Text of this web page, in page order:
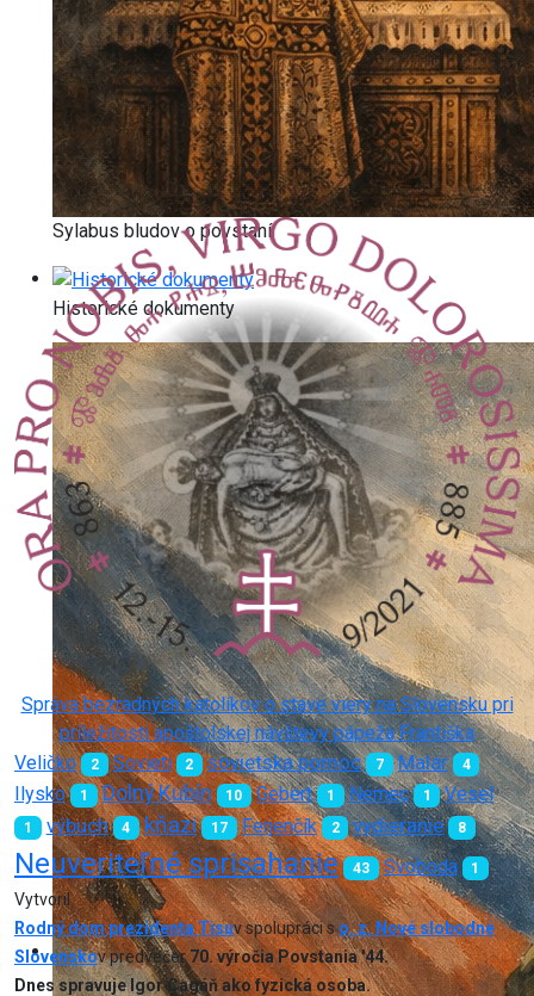
Sylabus bludov o povstaní
Historické dokumenty
Správa bezradných katolíkov o stave viery na Slovensku pri
príležitosti apoštolskej návštevy pápeža Františka
Veličko
2 Sovieti 2 sovietska pomoc 7 Malár 4
Ilysko 1 Dolný Kubín 10 Gebert 1 Nemec 1 Vesel
1 výbuch 4 kňazi 17 Ferjenčík 2 vydieranie 8
Neuveriteľné sprisahanie 43 Svoboda 1
Vytvoril
Rodný dom prezidenta Tisuv spolupráci so. z. Nové slobodné
Slovenskov predvečer70. výročia Povstania '44.
Dnes spravuje Igor Cagáň ako fyzická osoba.